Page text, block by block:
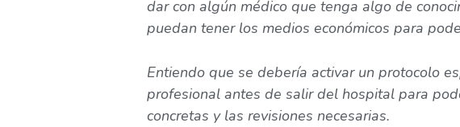
dar con algún médico que tenga algo de
puedan tener los medios económicos para
Entiendo que se debería activar un protocolo
profesional antes de salir del hospital para
concretas y las revisiones necesarias.